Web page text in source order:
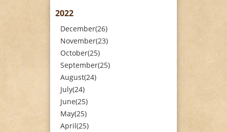
2022
December(26)
November(23)
October(25)
September(25)
August(24)
July(24)
June(25)
May(25)
April(25)